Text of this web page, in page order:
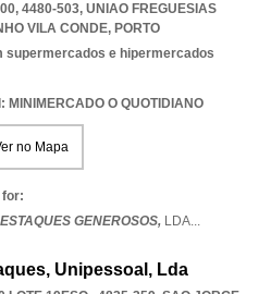
4480-503, UNIAO FREGUESIAS
VILA CONDE, PORTO
supermercados e hipermercados
O QUOTIDIANO
no Mapa
for:
GENEROSOS, LDA...
Unipessoal, Lda